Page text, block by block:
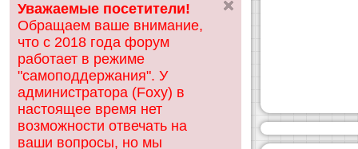
ск
Уважаемые посетители!
Обращаем ваше внимание,
что с 2018 года форум
работает в режиме
"самоподдержания". У
администратора (Foxy) в
настоящее время нет
возможности отвечать на
ваши вопросы, но мы